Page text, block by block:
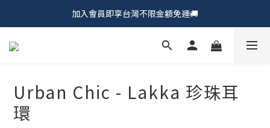
𝗖𝗵𝘂𝗠𝗘 𝗗𝗢𝗧｜新品上市𝟵𝟱折🍩
加入會員即享台灣不限金額免運🚚
𝗖𝗵𝘂𝗠𝗘 𝗗𝗢𝗧｜新品上市𝟵𝟱折🍩
Urban Chic - Lakka 珍珠耳
環